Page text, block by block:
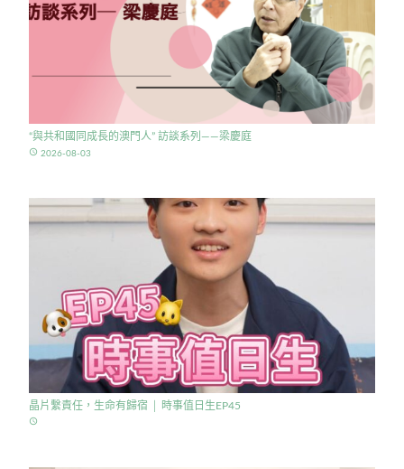
“與共和國同成長的澳門人” 訪談系列——梁慶庭
access_time 2026-08-03
晶片繫責任，生命有歸宿 │ 時事值日生EP45
access_time